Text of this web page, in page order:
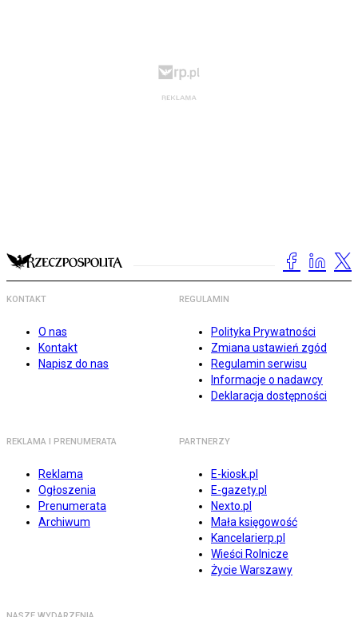
KONTAKT
O nas
Kontakt
Napisz do nas
REGULAMIN
Polityka Prywatności
Zmiana ustawień zgód
Regulamin serwisu
Informacje o nadawcy
Deklaracja dostępności
REKLAMA I PRENUMERATA
Reklama
Ogłoszenia
Prenumerata
Archiwum
PARTNERZY
E-kiosk.pl
E-gazety.pl
Nexto.pl
Mała księgowość
Kancelarierp.pl
Wieści Rolnicze
Życie Warszawy